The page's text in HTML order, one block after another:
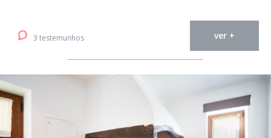
3 testemunhos ver +